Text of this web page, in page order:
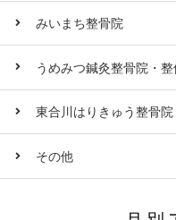
みいまち整骨院
うめみつ鍼灸整骨院・整
東合川はりきゅう整骨院
その他